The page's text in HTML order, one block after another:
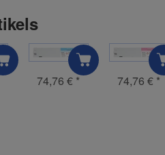
74,76 € * 74,76 € *